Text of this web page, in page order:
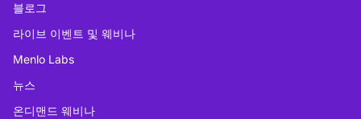
블로그
라이브 이벤트 및 웨비나
Menlo Labs
뉴스
온디맨드 웨비나